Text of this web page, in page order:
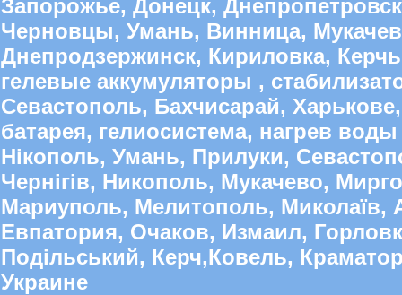
Запорожье, Донецк,
Черновцы, Умань, Винница,
Днепродзержинск, Кириловка,
гелевые аккумуляторы ,
Севастополь, Бахчисарай,
батарея, гелиосистема, нагрев
Нікополь, Умань, Прилуки,
Чернігів, Никополь, Мукачево,
Мариуполь, Мелитополь, Миколаїв,
Евпатория, Очаков, Измаил,
Подільський, Керч,Ковель,
Украине